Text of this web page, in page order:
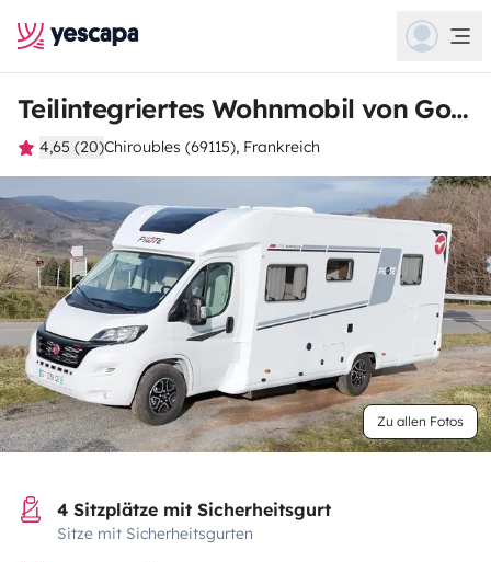
Teilintegriertes Wohnmobil von Gontran
4,65 (20)Chiroubles (69115), Frankreich
Zu allen Fotos
4 Sitzplätze mit Sicherheitsgurt
Sitze mit Sicherheitsgurten